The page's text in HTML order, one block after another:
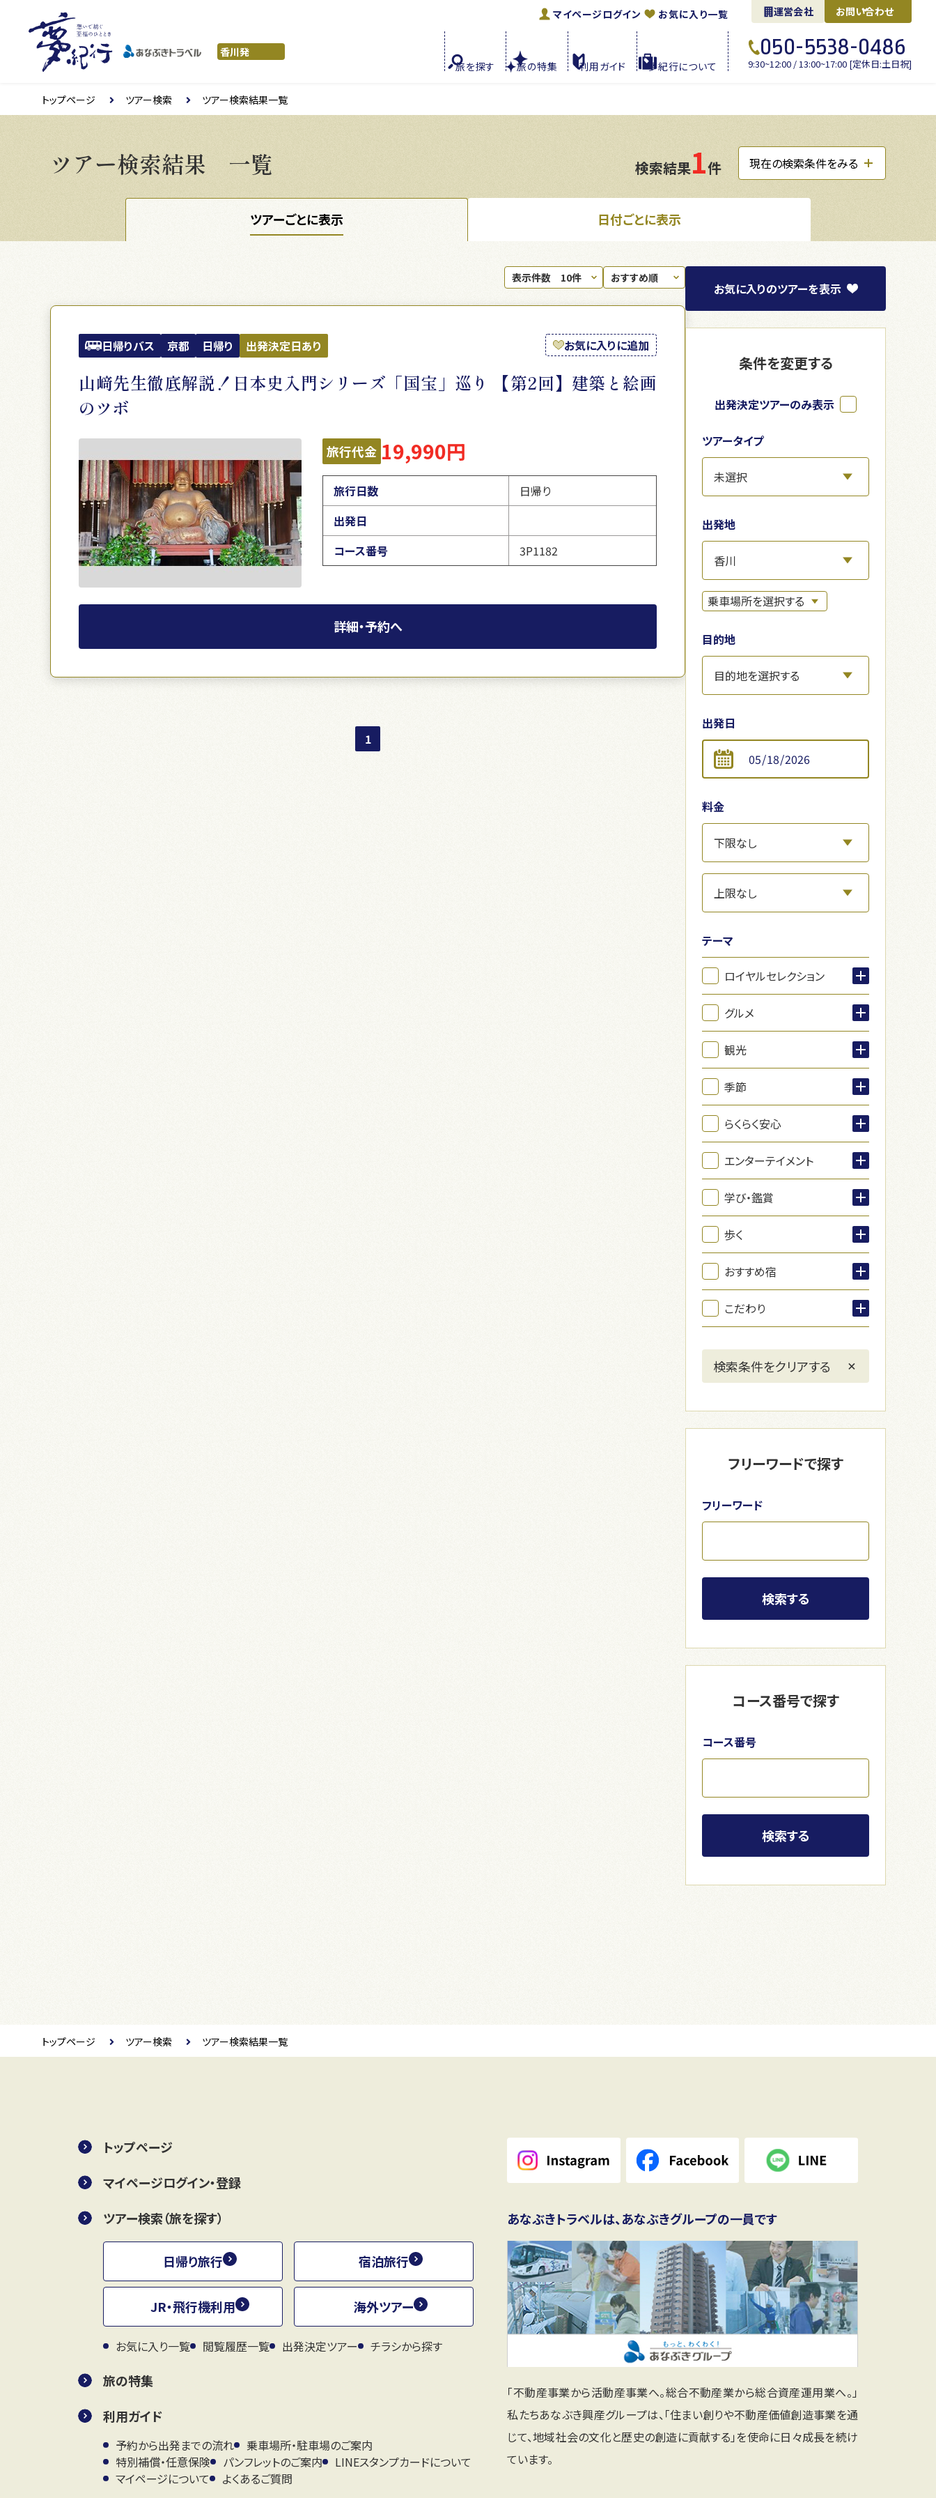
マイページログイン お気に入り一覧 運営会社 お問い合わせ
旅を探す 旅の特集 利用ガイド 夢紀行について
050-5538-0486
9:30~12:00 / 13:00~17:00 [定休日:土日祝]
トップページ ツアー検索 ツアー検索結果一覧
ツアー検索結果 一覧 検索結果1件 現在の検索条件をみる
ツアーごとに表示 日付ごとに表示
日帰りバス 京都 日帰り 出発決定日あり お気に入りに追加
山﨑先生徹底解説！日本史入門シリーズ「国宝」巡り 【第2回】建築と絵画
のツボ
旅行代金 19,990円
旅行日数
日帰り
出発日
コース番号
3P1182
詳細・予約へ
1
お気に入りのツアーを表示
条件を変更する
出発決定ツアーのみ表示
ツアータイプ
出発地
目的地
出発日
料金
テーマ
ロイヤルセレクション
グルメ
観光
季節
らくらく安心
エンターテイメント
学び・鑑賞
歩く
おすすめ宿
こだわり
フリーワードで探す
フリーワード
検索する
コース番号で探す
コース番号
検索する
トップページ ツアー検索 ツアー検索結果一覧
トップページ
マイページログイン・登録
ツアー検索（旅を探す）
日帰り旅行 宿泊旅行
JR・飛行機利用 海外ツアー
お気に入り一覧 閲覧履歴一覧 出発決定ツアー チラシから探す
旅の特集
利用ガイド
予約から出発までの流れ
乗車場所・駐車場のご案内
特別補償・任意保険
パンフレットのご案内
LINEスタンプカードについて
マイページについて
よくあるご質問
あなぶきトラベルは、あなぶきグループの一員です
「不動産事業から活動産事業へ。総合不動産業から総合資産運用業へ。」
私たちあなぶき興産グループは、「住まい創りや不動産価値創造事業を通
じて、地域社会の文化と歴史の創造に貢献する」を使命に日々成長を続け
ています。